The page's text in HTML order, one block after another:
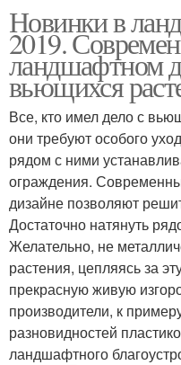
Новинки в
2019.
ландшафтном
вьющихся
Все, кто имел дело с
они требуют особого
рядом с ними
ограждения.
дизайне позволяют
Достаточно натянуть
Желательно, не
растения, цепляясь за
прекрасную живую
производители, к
разновидностей
ландшафтного